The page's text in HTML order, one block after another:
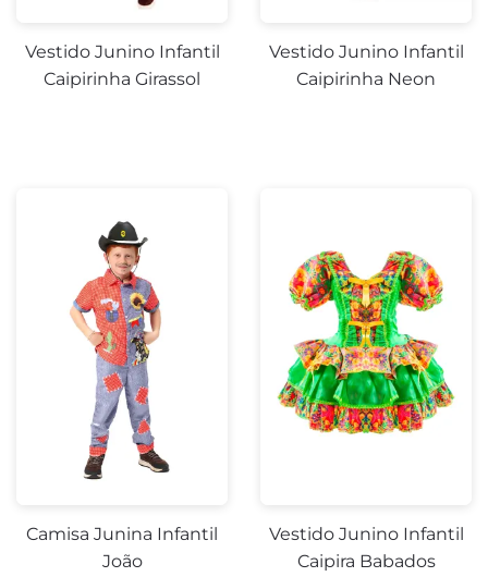
Vestido Junino Infantil
Caipirinha Girassol
Vestido Junino Infantil
Caipirinha Neon
Camisa Junina Infantil
João
Vestido Junino Infantil
Caipira Babados